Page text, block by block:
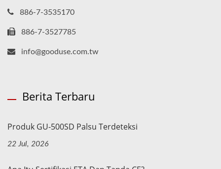
886-7-3535170
886-7-3527785
info@gooduse.com.tw
Berita Terbaru
Produk GU-500SD Palsu Terdeteksi
22 Jul, 2026